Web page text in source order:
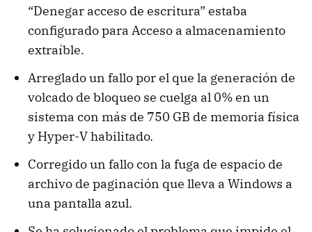
“Denegar acceso de escritura” estaba
configurado para Acceso a almacenamiento
extraíble.
Arreglado un fallo por el que la generación de
volcado de bloqueo se cuelga al 0% en un
sistema con más de 750 GB de memoria física
y Hyper-V habilitado.
Corregido un fallo con la fuga de espacio de
archivo de paginación que lleva a Windows a
una pantalla azul.